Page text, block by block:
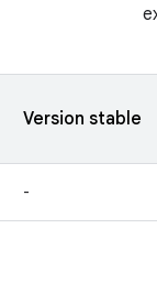
Version stable
-